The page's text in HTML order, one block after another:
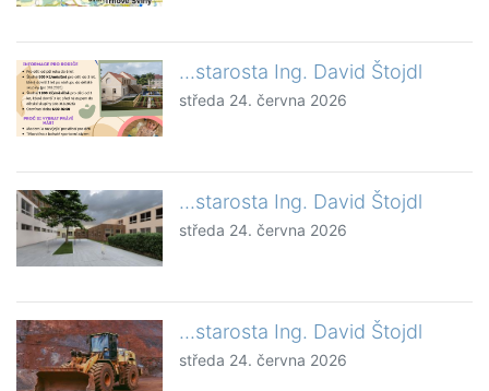
...starosta Ing. David Štojdl
středa 24. června 2026
...starosta Ing. David Štojdl
středa 24. června 2026
...starosta Ing. David Štojdl
středa 24. června 2026